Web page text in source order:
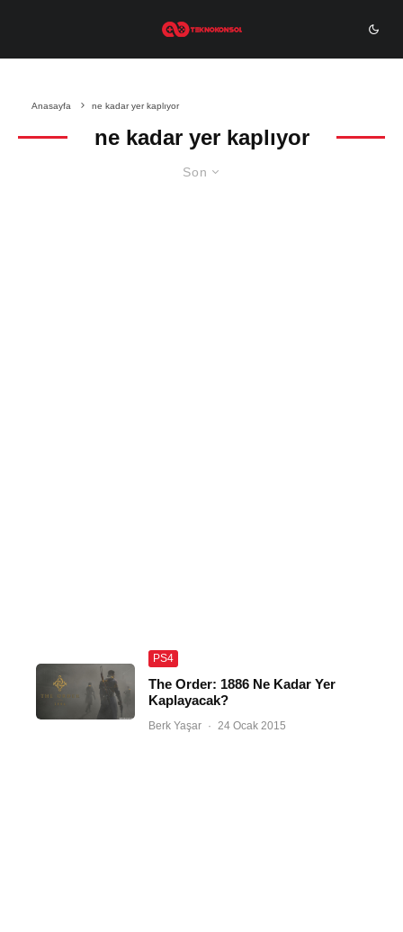
Anasayfa ne kadar yer kaplıyor
ne kadar yer kaplıyor
Son
PS4
The Order: 1886 Ne Kadar Yer
Kaplayacak?
Berk Yaşar · 24 Ocak 2015